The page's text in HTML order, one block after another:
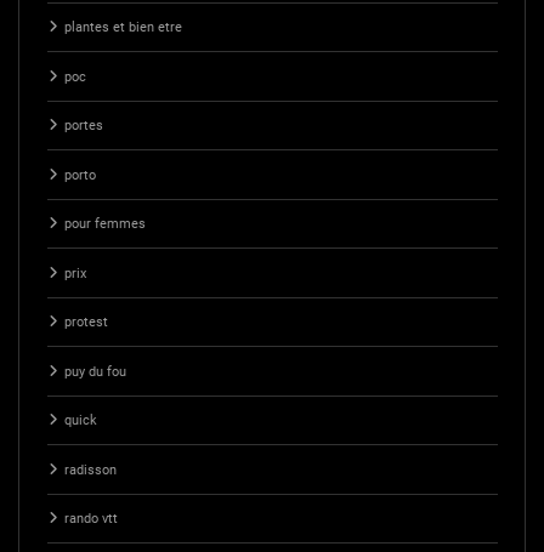
plantes et bien etre
poc
portes
porto
pour femmes
prix
protest
puy du fou
quick
radisson
rando vtt